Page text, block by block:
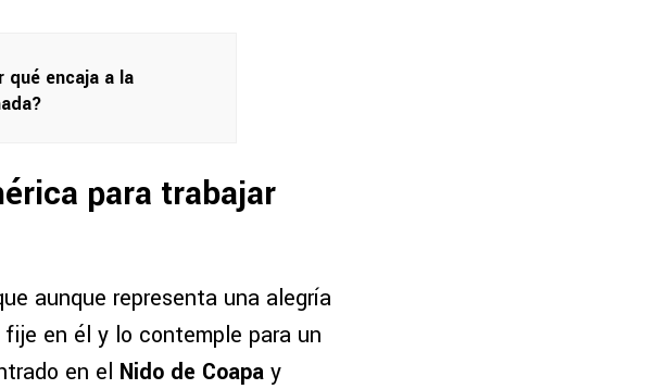
qué encaja a la
para trabajar
aunque representa una alegría
en él y lo contemple para un
en el Nido de Coapa y